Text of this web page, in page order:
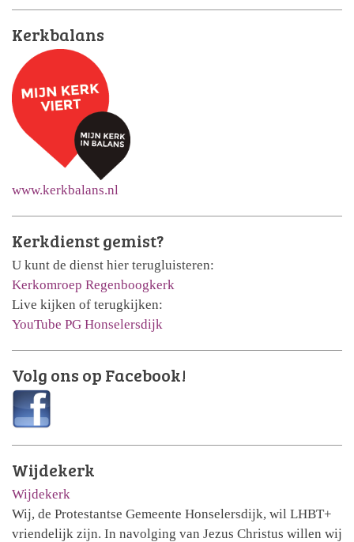
Kerkbalans
www.kerkbalans.nl
Kerkdienst gemist?
U kunt de dienst hier terugluisteren:
Kerkomroep Regenboogkerk
Live kijken of terugkijken:
YouTube PG Honselersdijk
Volg ons op Facebook!
Wijdekerk
Wijdekerk
Wij, de Protestantse Gemeente Honselersdijk, wil LHBT+
vriendelijk zijn. In navolging van Jezus Christus willen wij